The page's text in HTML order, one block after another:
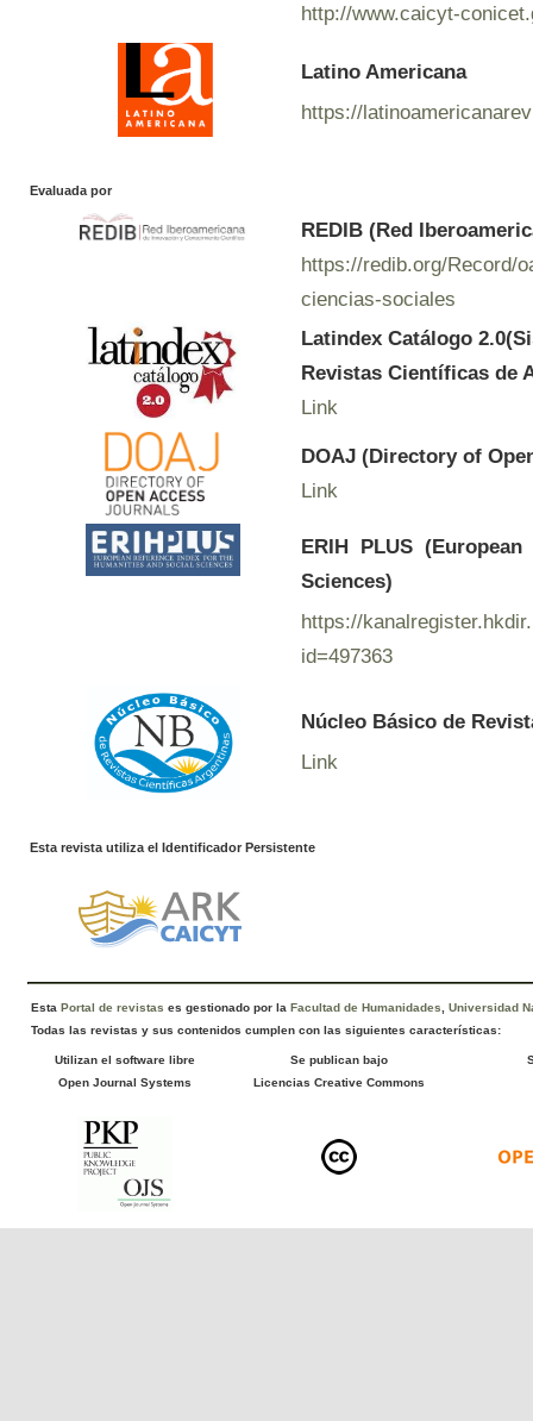
http://www.caicyt-
Latino Americana
https://
Evaluada por
REDIB (Red
https://redib.org/Record/
ciencias-sociales
Latindex Catálogo
Revistas Científicas de
Link
DOAJ (Directory of
Link
ERIH PLUS
Sciences)
https://
id=497363
Núcleo Básico de
Link
Esta revista utiliza el Identificador Persistente
EstaPortal de revistas es gestionado por laFacultad de Humanidades ,Universidad
Todas las revistas y sus contenidos cumplen con las siguientes características:
Utilizan el software libre
Open Journal Systems
Se publican bajo
Licencias Creative Commons